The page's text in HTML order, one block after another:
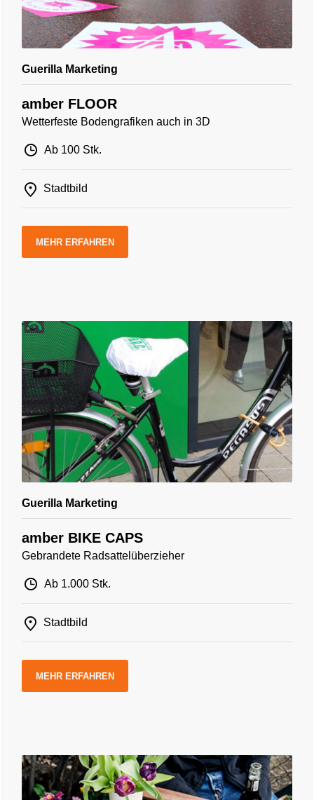
Guerilla Marketing
amber FLOOR
Wetterfeste Bodengrafiken auch in 3D
Ab 100 Stk.
Stadtbild
MEHR ERFAHREN
Guerilla Marketing
amber BIKE CAPS
Gebrandete Radsattelüberzieher
Ab 1.000 Stk.
Stadtbild
MEHR ERFAHREN